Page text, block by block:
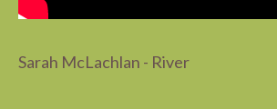
Sarah McLachlan - River